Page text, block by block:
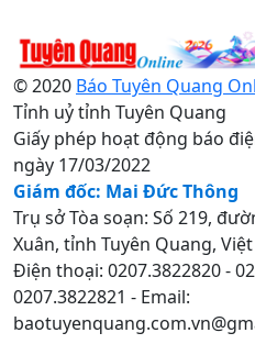
© 2020 Báo Tuyên Quang
Tỉnh uỷ tỉnh Tuyên Quang
Giấy phép hoạt động báo
ngày 17/03/2022
Giám đốc: Mai Đức Thông
Trụ sở Tòa soạn: Số 219,
Xuân, tỉnh Tuyên Quang,
Điện thoại: 0207.3822820 -
0207.3822821 - Email: